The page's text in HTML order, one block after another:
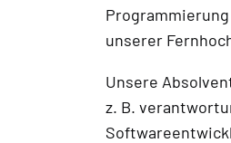
unserer
Unsere
z. B.